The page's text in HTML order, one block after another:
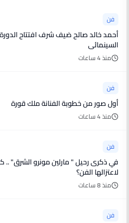
فن
أحمد خالد صالح ضيف شرف افتتاح الدورة
السينمائى
منذ 4 ساعات
فن
أول صور من خطوبة الفنانة ملك قورة
منذ 4 ساعات
فن
لاعتزالها الفن؟
منذ 8 ساعات
فن